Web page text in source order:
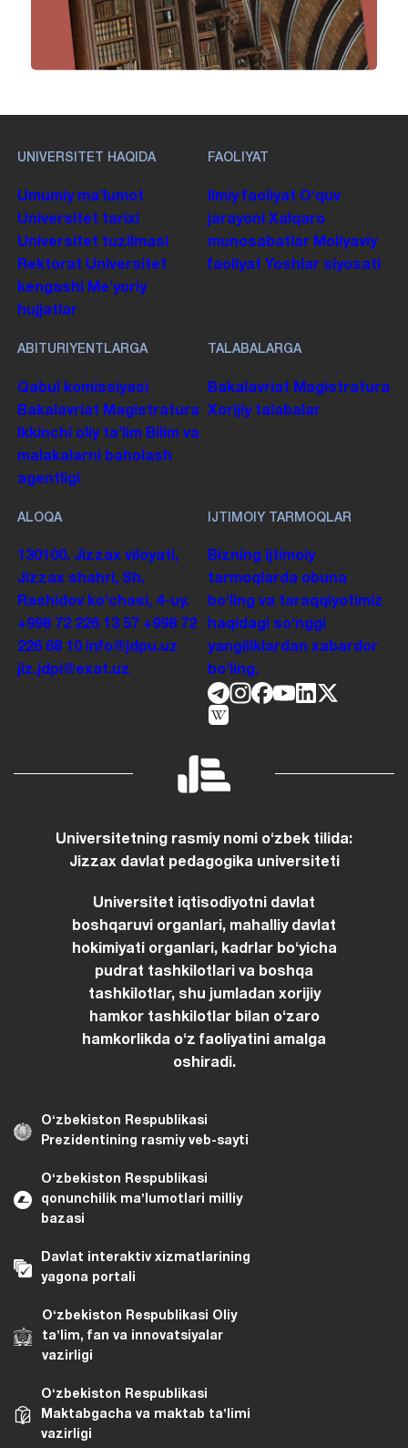
UNIVERSITET HAQIDA
Umumiy maʼlumot
Universitet tarixi
Universitet tuzilmasi
Rektorat Universitet
kengashi Me'yoriy
hujjatlar
FAOLIYAT
Ilmiy faoliyat Oʻquv
jarayoni Xalqaro
munosabatlar Moliyaviy
faoliyat Yoshlar siyosati
ABITURIYENTLARGA
Qabul komissiyasi
Bakalavriat Magistratura
Ikkinchi oliy taʼlim Bilim va
malakalarni baholash
agentligi
TALABALARGA
Bakalavriat Magistratura
Xorijiy talabalar
ALOQA
130100. Jizzax viloyati,
Jizzax shahri, Sh.
Rashidov koʻchasi, 4-uy.
+998 72 226 13 57 +998 72
226 68 10
info@jdpu.uz
jiz.jdpi@exat.uz
IJTIMOIY TARMOQLAR
Bizning ijtimoiy
tarmoqlarda obuna
boʻling va taraqqiyotimiz
haqidagi soʻnggi
yangiliklardan xabardor
boʻling.
Universitetning rasmiy nomi oʻzbek tilida:
Jizzax davlat pedagogika universiteti
Universitet iqtisodiyotni davlat
boshqaruvi organlari, mahalliy davlat
hokimiyati organlari, kadrlar boʻyicha
pudrat tashkilotlari va boshqa
tashkilotlar, shu jumladan xorijiy
hamkor tashkilotlar bilan oʻzaro
hamkorlikda oʻz faoliyatini amalga
oshiradi.
Oʻzbekiston Respublikasi
Prezidentining rasmiy veb-sayti
Oʻzbekiston Respublikasi
qonunchilik maʼlumotlari milliy
bazasi
Davlat interaktiv xizmatlarining
yagona portali
Oʻzbekiston Respublikasi Oliy
taʼlim, fan va innovatsiyalar
vazirligi
Oʻzbekiston Respublikasi
Maktabgacha va maktab taʼlimi
vazirligi